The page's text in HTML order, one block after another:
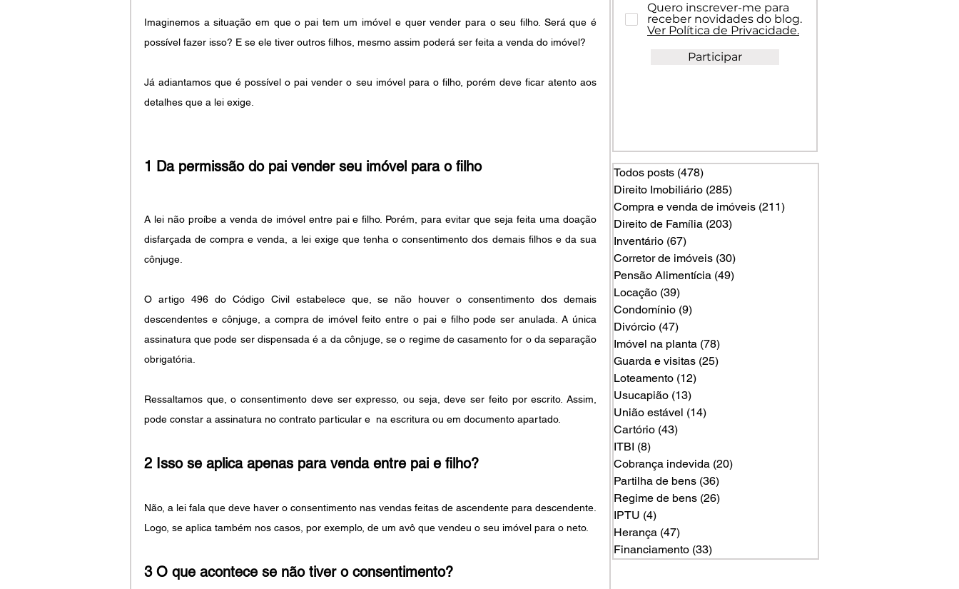
Imaginemos a situação em que o pai tem um imóvel e quer vender para o seu filho. Será que é
possível fazer isso? E se ele tiver outros filhos, mesmo assim poderá ser feita a venda do imóvel?
Já adiantamos que é possível o pai vender o seu imóvel para o filho, porém deve ficar atento aos
detalhes que a lei exige.
1 Da permissão do pai vender seu imóvel para o filho
A lei não proíbe a venda de imóvel entre pai e filho. Porém, para evitar que seja feita uma doação
disfarçada de compra e venda, a lei exige que tenha o consentimento dos demais filhos e da sua
cônjuge.
O artigo 496 do Código Civil estabelece que, se não houver o consentimento dos demais
descendentes e cônjuge, a compra de imóvel feito entre o pai e filho pode ser anulada. A única
assinatura que pode ser dispensada é a da cônjuge, se o regime de casamento for o da separação
obrigatória.
Ressaltamos que, o consentimento deve ser expresso, ou seja, deve ser feito por escrito. Assim,
pode constar a assinatura no contrato particular e  na escritura ou em documento apartado.
2 Isso se aplica apenas para venda entre pai e filho?
Não, a lei fala que deve haver o consentimento nas vendas feitas de ascendente para descendente.
Logo, se aplica também nos casos, por exemplo, de um avô que vendeu o seu imóvel para o neto.
3 O que acontece se não tiver o consentimento?
Quero inscrever-me para
receber novidades do blog.
Ver Política de Privacidade.
Participar
Todos posts (478)
Direito Imobiliário (285)
Compra e venda de imóveis (211)
Direito de Família (203)
Inventário (67)
Corretor de imóveis (30)
Pensão Alimentícia (49)
Locação (39)
Condomínio (9)
Divórcio (47)
Imóvel na planta (78)
Guarda e visitas (25)
Loteamento (12)
Usucapião (13)
União estável (14)
Cartório (43)
ITBI (8)
Cobrança indevida (20)
Partilha de bens (36)
Regime de bens (26)
IPTU (4)
Herança (47)
Financiamento (33)